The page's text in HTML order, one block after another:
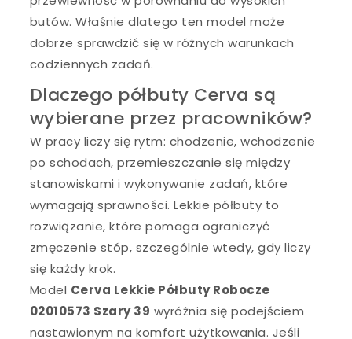
butów. Właśnie dlatego ten model może
dobrze sprawdzić się w różnych warunkach
codziennych zadań.
Dlaczego półbuty Cerva są
wybierane przez pracowników?
W pracy liczy się rytm: chodzenie, wchodzenie
po schodach, przemieszczanie się między
stanowiskami i wykonywanie zadań, które
wymagają sprawności. Lekkie półbuty to
rozwiązanie, które pomaga ograniczyć
zmęczenie stóp, szczególnie wtedy, gdy liczy
się każdy krok.
Model Cerva Lekkie Półbuty Robocze
02010573 Szary 39 wyróżnia się podejściem
nastawionym na komfort użytkowania. Jeśli